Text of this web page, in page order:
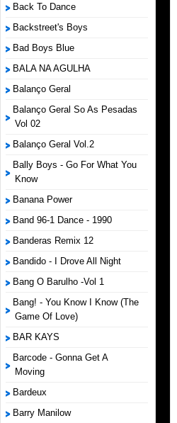
Back To Dance
Backstreet's Boys
Bad Boys Blue
BALA NA AGULHA
Balanço Geral
Balanço Geral So As Pesadas
Vol 02
Balanço Geral Vol.2
Bally Boys - Go For What You
Know
Banana Power
Band 96-1 Dance - 1990
Banderas Remix 12
Bandido - I Drove All Night
Bang O Barulho -Vol 1
Bang! - You Know I Know (The
Game Of Love)
BAR KAYS
Barcode - Gonna Get A
Moving
Bardeux
Barry Manilow